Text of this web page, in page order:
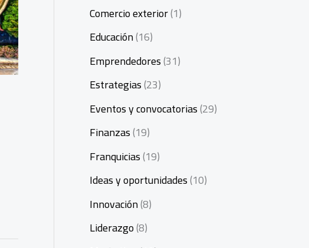
Comercio exterior(1)
Educación(16)
Emprendedores(31)
Estrategias(23)
Eventos y convocatorias(29)
Finanzas(19)
Franquicias(19)
Ideas y oportunidades(10)
Innovación(8)
Liderazgo(8)